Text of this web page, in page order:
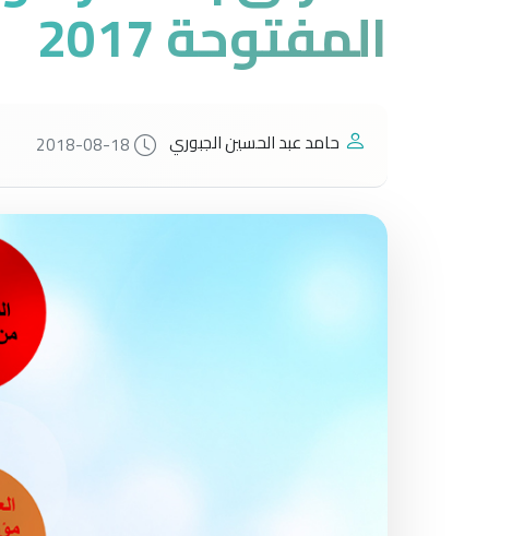
المفتوحة 2017
حامد عبد الحسين الجبوري 2018-08-18